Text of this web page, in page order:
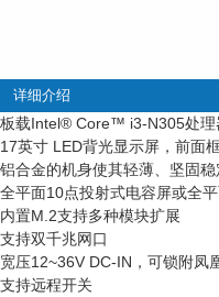
详细介绍
板载Intel® Core™ i3-N305处理
17英寸 LED背光显示屏，前面
铝合金的机身使其轻薄、坚固
全平面10点投射式电容屏或全
内置M.2支持多种模块扩展
支持双千兆网口
宽压12~36V DC-IN，可锁附凤
支持远程开关